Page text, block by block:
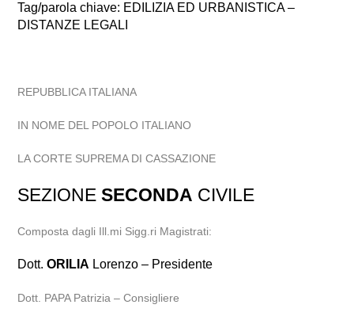
Tag/parola chiave: EDILIZIA ED URBANISTICA –
DISTANZE LEGALI
REPUBBLICA ITALIANA
IN NOME DEL POPOLO ITALIANO
LA CORTE SUPREMA DI CASSAZIONE
SEZIONESECONDA CIVILE
Composta dagli Ill.mi Sigg.ri Magistrati:
Dott.ORILIA Lorenzo – Presidente
Dott. PAPA Patrizia – Consigliere